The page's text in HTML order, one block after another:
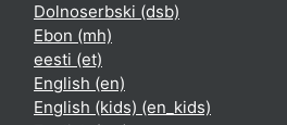
Dolnoserbski ‎(dsb)‎
Ebon ‎(mh)‎
eesti ‎(et)‎
English ‎(en)‎
English (kids) ‎(en_kids)‎